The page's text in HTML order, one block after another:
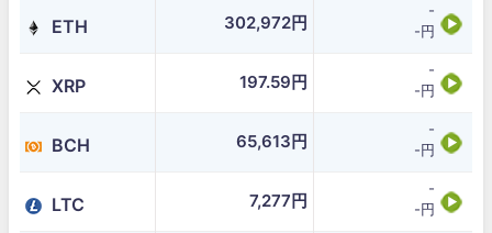
ETH 302,972円
-
-円
XRP 197.59円
-
-円
BCH 65,613円
-
-円
LTC 7,277円
-
-円